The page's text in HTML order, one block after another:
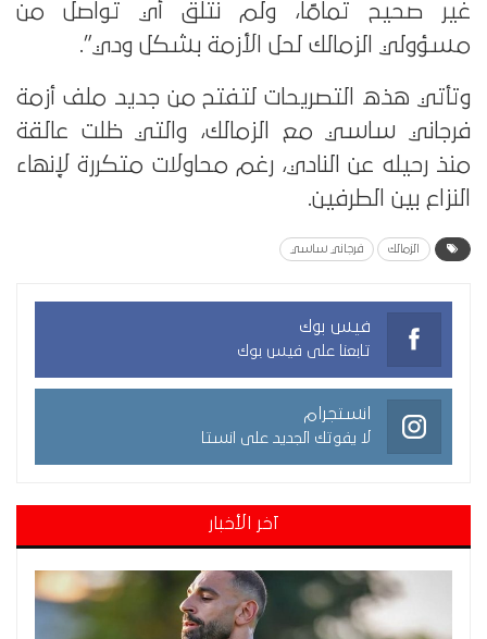
غير صحيح تمامًا، ولم نتلق أي تواصل من
مسؤولي الزمالك لحل الأزمة بشكل ودي”.
وتأتي هذه التصريحات لتفتح من جديد ملف أزمة
فرجاني ساسي مع الزمالك، والتي ظلت عالقة
منذ رحيله عن النادي، رغم محاولات متكررة لإنهاء
النزاع بين الطرفين.
الزمالك فرجاني ساسي
فيس بوك
تابعنا على فيس بوك
انستجرام
لا يفوتك الجديد على انستا
آخر الأخبار